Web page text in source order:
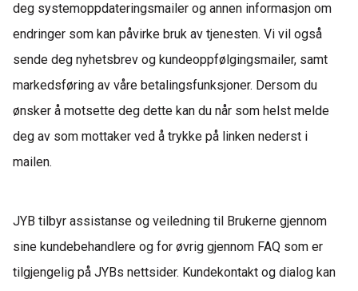
deg systemoppdateringsmailer og annen informasjon om
endringer som kan påvirke bruk av tjenesten. Vi vil også
sende deg nyhetsbrev og kundeoppfølgingsmailer, samt
markedsføring av våre betalingsfunksjoner. Dersom du
ønsker å motsette deg dette kan du når som helst melde
deg av som mottaker ved å trykke på linken nederst i
mailen.
JYB tilbyr assistanse og veiledning til Brukerne gjennom
sine kundebehandlere og for øvrig gjennom FAQ som er
tilgjengelig på JYBs nettsider. Kundekontakt og dialog kan